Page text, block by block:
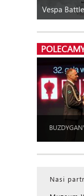
Vespa
Nasi